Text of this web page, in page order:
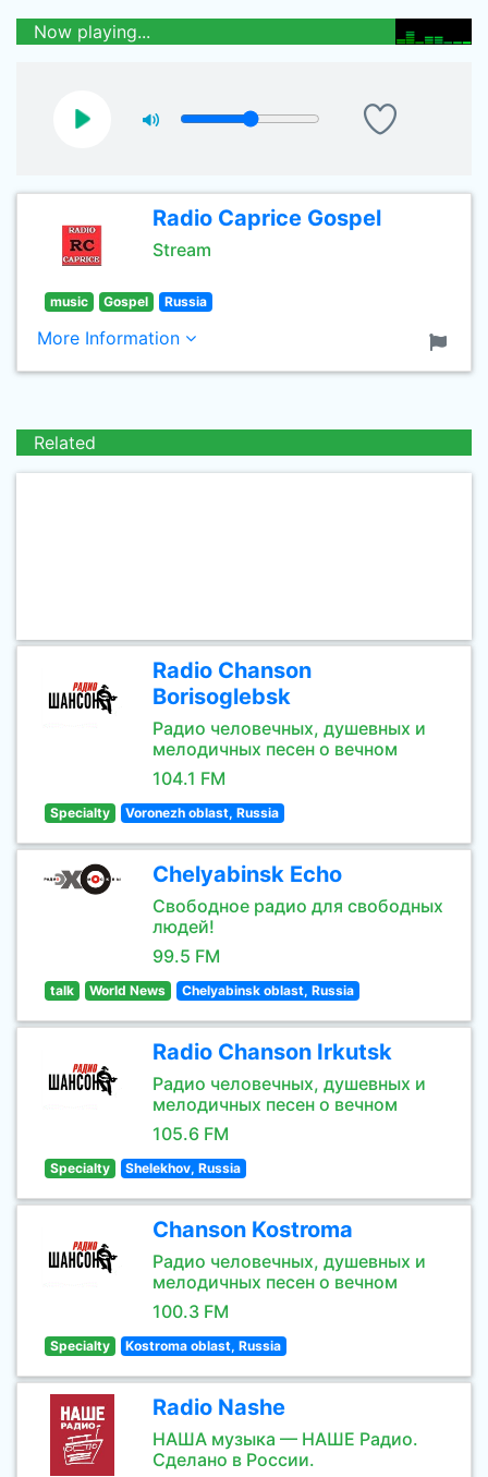
Now playing...
Radio Caprice Gospel
Stream
music Gospel Russia
More Information
Related
Radio Chanson
Borisoglebsk
Радио человечных, душевных и
мелодичных песен о вечном
104.1 FM
Specialty Voronezh oblast, Russia
Chelyabinsk Echo
Свободное радио для свободных
людей!
99.5 FM
talk World News Chelyabinsk oblast, Russia
Radio Chanson Irkutsk
Радио человечных, душевных и
мелодичных песен о вечном
105.6 FM
Specialty Shelekhov, Russia
Chanson Kostroma
Радио человечных, душевных и
мелодичных песен о вечном
100.3 FM
Specialty Kostroma oblast, Russia
Radio Nashe
НАША музыка — НАШЕ Радио.
Сделано в России.